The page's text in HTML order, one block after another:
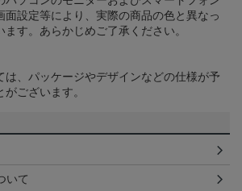
面設定等により、実際の商品の色と異なっ
す。あらかじめご了承ください。
は、パッケージやデザインなどの仕様が予
ございます。
いて